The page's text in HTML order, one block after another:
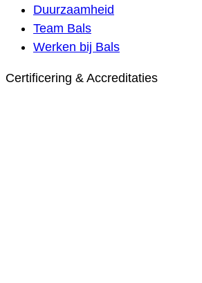
Duurzaamheid
Team Bals
Werken bij Bals
Certificering & Accreditaties